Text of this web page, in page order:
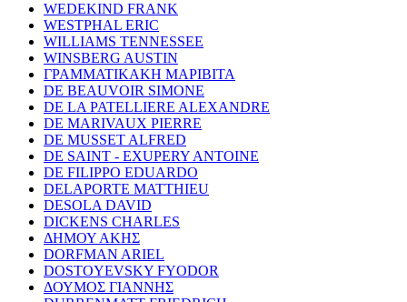
WEDEKIND FRANK
WESTPHAL ERIC
WILLIAMS TENNESSEE
WINSBERG AUSTIN
ΓΡΑΜΜΑΤΙΚΑΚΗ ΜΑΡΙΒΙΤΑ
DE BEAUVOIR SIMONE
DE LA PATELLIERE ALEXANDRE
DE MARIVAUX PIERRE
DE MUSSET ALFRED
DE SAINT - EXUPERY ANTOINE
DE FILIPPO EDUARDO
DELAPORTE MATTHIEU
DESOLA DAVID
DICKENS CHARLES
ΔΗΜΟΥ ΑΚΗΣ
DORFMAN ARIEL
DOSTOYEVSKY FYODOR
ΔΟΥΜΟΣ ΓΙΑΝΝΗΣ